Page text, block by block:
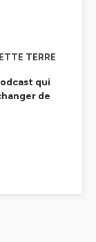
TERRE
qui
de
», et